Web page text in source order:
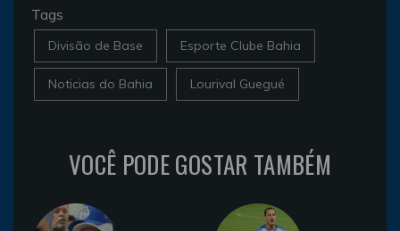
Tags
Divisão de Base Esporte Clube Bahia
Noticias do Bahia Lourival Guegué
VOCÊ PODE GOSTAR TAMBÉM